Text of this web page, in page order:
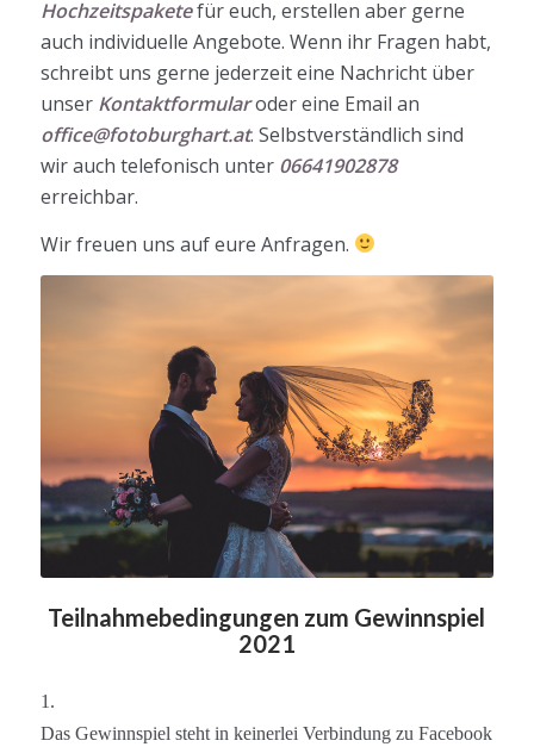
Hochzeitspaketefür euch, erstellen aber gerne
auch individuelle Angebote. Wenn ihr Fragen habt,
schreibt uns gerne jederzeit eine Nachricht über
unser Kontaktformularoder eine Email an
office@fotoburghart.at. Selbstverständlich sind
wir auch telefonisch unter 06641902878
erreichbar.
Wir freuen uns auf eure Anfragen.
Teilnahmebedingungen zum Gewinnspiel
2021
1.
Das Gewinnspiel steht in keinerlei Verbindung zu Facebook